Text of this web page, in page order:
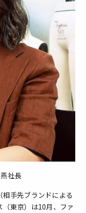
社長
手先ブランドによる
東京）は10月、ファ